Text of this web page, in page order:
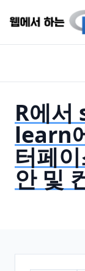
R에
learn
터페
안 및